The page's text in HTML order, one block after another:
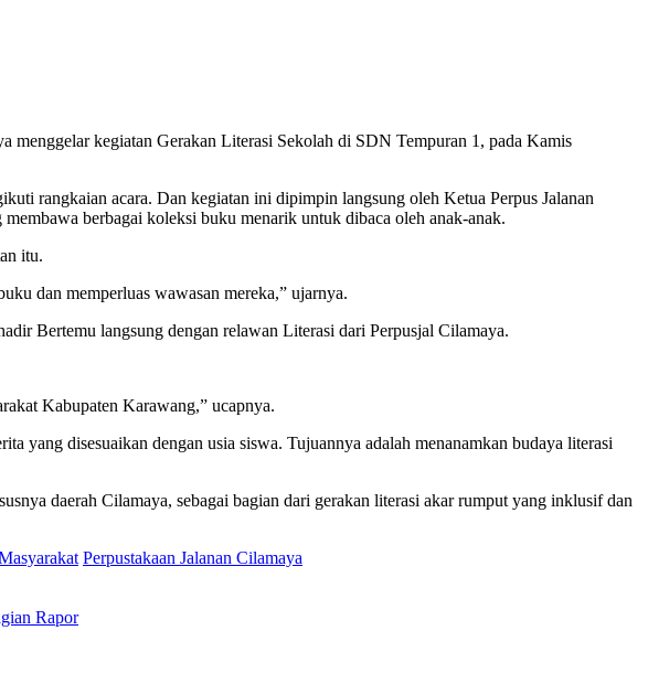
menggelar kegiatan Gerakan Literasi Sekolah di SDN Tempuran 1, pada Kamis
rangkaian acara. Dan kegiatan ini dipimpin langsung oleh Ketua Perpus Jalanan
berbagai koleksi buku menarik untuk dibaca oleh anak-anak.
itu.
dan memperluas wawasan mereka,” ujarnya.
Bertemu langsung dengan relawan Literasi dari Perpusjal Cilamaya.
Kabupaten Karawang,” ucapnya.
yang disesuaikan dengan usia siswa. Tujuannya adalah menanamkan budaya literasi
daerah Cilamaya, sebagai bagian dari gerakan literasi akar rumput yang inklusif dan
Perpustakaan Jalanan Cilamaya
Rapor